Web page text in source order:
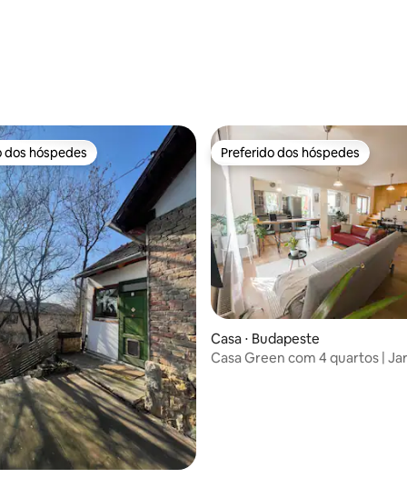
de 5, 243 avaliações
de 5, 189 avaliações
dos hóspedes
dos hóspedes Preferido dos hóspedes
Preferido dos hóspedes
Casa ⋅ Budapeste
Casa Green com 4 quartos |